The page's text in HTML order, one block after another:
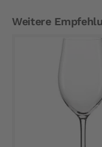
Weitere